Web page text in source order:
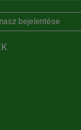
bejelentése